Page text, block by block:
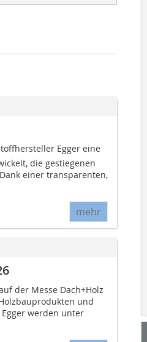
Egger eine
die gestiegenen
einer transparenten,
mehr
der Messe Dach+Holz
und
werden unter